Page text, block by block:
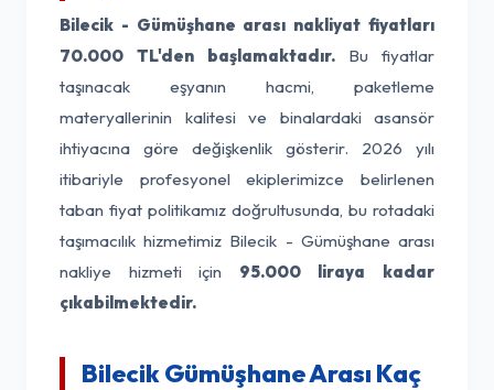
Bilecik - Gümüşhane arası nakliyat fiyatları
70.000 TL'den başlamaktadır. Bu fiyatlar
taşınacak eşyanın hacmi, paketleme
materyallerinin kalitesi ve binalardaki asansör
ihtiyacına göre değişkenlik gösterir. 2026 yılı
itibariyle profesyonel ekiplerimizce belirlenen
taban fiyat politikamız doğrultusunda, bu rotadaki
taşımacılık hizmetimiz Bilecik - Gümüşhane arası
nakliye hizmeti için 95.000 liraya kadar
çıkabilmektedir.
Bilecik Gümüşhane Arası Kaç